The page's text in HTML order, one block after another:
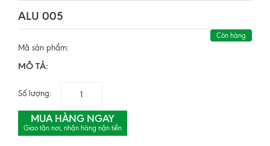
ALU 005
Còn hàng
Mã sản phẩm:
MÔ TẢ:
Số lượng:
MUA HÀNG NGAY
Giao tận nơi, nhận hàng nận tiền